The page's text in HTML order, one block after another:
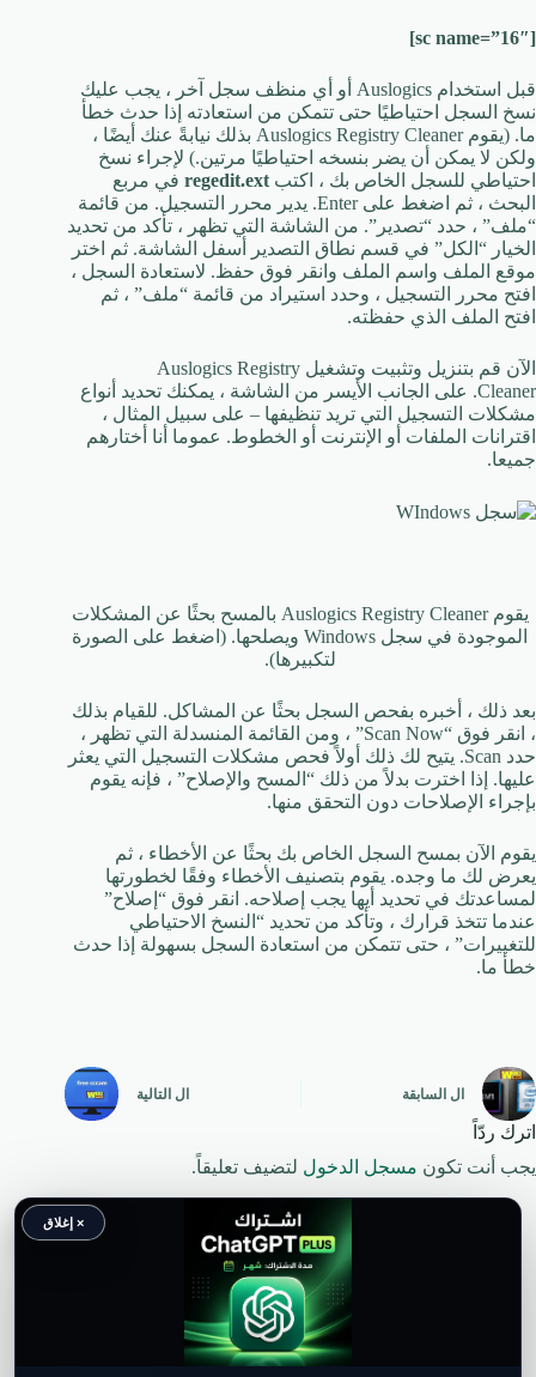
[sc name=”16″]
قبل استخدام Auslogics أو أي منظف سجل آخر ، يجب عليك
نسخ السجل احتياطيًا حتى تتمكن من استعادته إذا حدث خطأ
ما. (يقوم Auslogics Registry Cleaner بذلك نيابةً عنك أيضًا ،
ولكن لا يمكن أن يضر بنسخه احتياطيًا مرتين.) لإجراء نسخ
احتياطي للسجل الخاص بك ، اكتب regedit.ext في مربع
البحث ، ثم اضغط على Enter. يدير محرر التسجيل. من قائمة
“ملف” ، حدد “تصدير”. من الشاشة التي تظهر ، تأكد من تحديد
الخيار “الكل” في قسم نطاق التصدير أسفل الشاشة. ثم اختر
موقع الملف واسم الملف وانقر فوق حفظ. لاستعادة السجل ،
افتح محرر التسجيل ، وحدد استيراد من قائمة “ملف” ، ثم
افتح الملف الذي حفظته.
الآن قم بتنزيل وتثبيت وتشغيل Auslogics Registry
Cleaner. على الجانب الأيسر من الشاشة ، يمكنك تحديد أنواع
مشكلات التسجيل التي تريد تنظيفها – على سبيل المثال ،
اقترانات الملفات أو الإنترنت أو الخطوط. عموما أنا أختارهم
جميعا.
يقوم Auslogics Registry Cleaner بالمسح بحثًا عن المشكلات
الموجودة في سجل Windows ويصلحها. (اضغط على الصورة
لتكبيرها).
بعد ذلك ، أخبره بفحص السجل بحثًا عن المشاكل. للقيام بذلك
، انقر فوق “Scan Now” ، ومن القائمة المنسدلة التي تظهر ،
حدد Scan. يتيح لك ذلك أولاً فحص مشكلات التسجيل التي يعثر
عليها. إذا اخترت بدلاً من ذلك “المسح والإصلاح” ، فإنه يقوم
بإجراء الإصلاحات دون التحقق منها.
يقوم الآن بمسح السجل الخاص بك بحثًا عن الأخطاء ، ثم
يعرض لك ما وجده. يقوم بتصنيف الأخطاء وفقًا لخطورتها
لمساعدتك في تحديد أيها يجب إصلاحه. انقر فوق “إصلاح”
عندما تتخذ قرارك ، وتأكد من تحديد “النسخ الاحتياطي
للتغييرات” ، حتى تتمكن من استعادة السجل بسهولة إذا حدث
خطأ ما.
ال السابقة ال التالية
اترك ردّاً
يجب أنت تكون مسجل الدخول لتضيف تعليقاً.
× إغلاق